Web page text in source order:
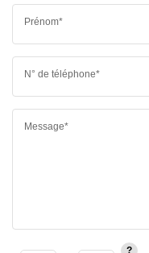
Prénom*
N° de téléphone*
Message*